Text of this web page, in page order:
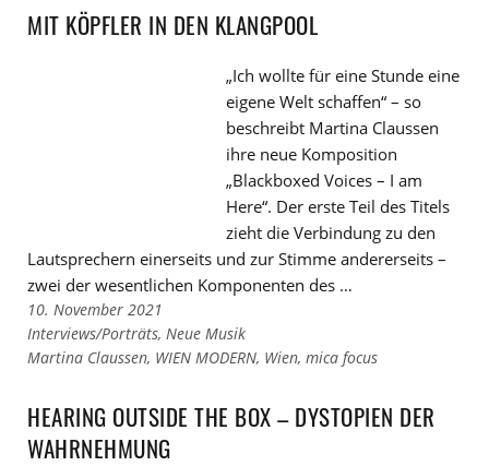
Kategorien
den
Tags
MIT KÖPFLER IN DEN KLANGPOOL
„Ich wollte für eine Stunde eine
eigene Welt schaffen“ – so
beschreibt Martina Claussen
ihre neue Komposition
„Blackboxed Voices – I am
Here“. Der erste Teil des Titels
zieht die Verbindung zu den
Lautsprechern einerseits und zur Stimme andererseits –
zwei der wesentlichen Komponenten des …
10. November 2021
Links
zu
Kategorien
Interviews/Porträts, Neue Musik
Links
den
Tags
Martina Claussen, WIEN MODERN, Wien, mica focus
HEARING OUTSIDE THE BOX – DYSTOPIEN DER
WAHRNEHMUNG